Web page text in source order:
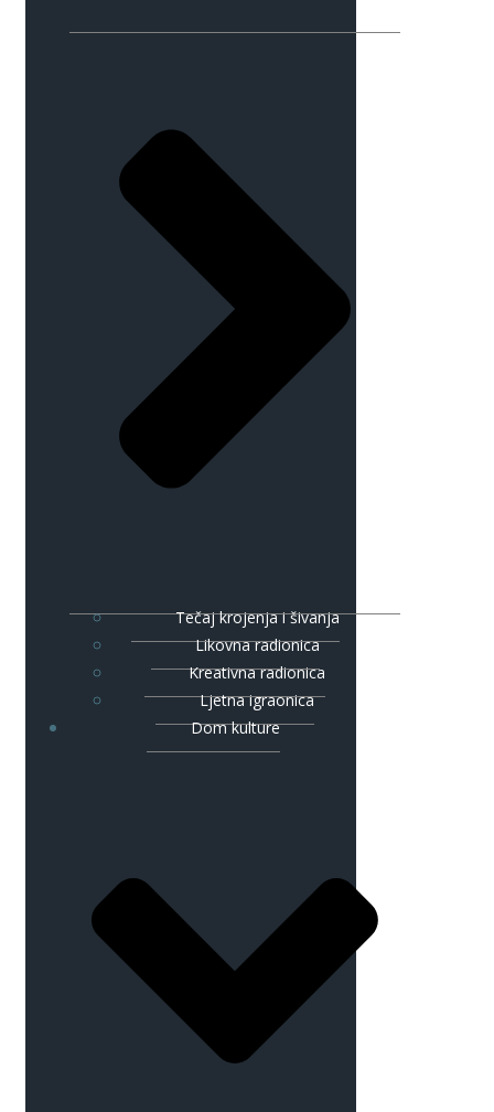
Tečaj krojenja i šivanja
Likovna radionica
Kreativna radionica
Ljetna igraonica
Dom kulture